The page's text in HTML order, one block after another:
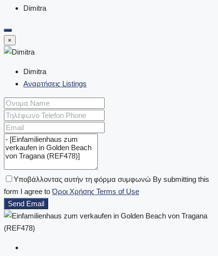
Dimitra
×
Dimitra
Αναρτήσεις Listings
Υποβάλλοντας αυτήν τη φόρμα συμφωνώ By submitting this
form I agree toΌροι Χρήσης Terms of Use
Send Email